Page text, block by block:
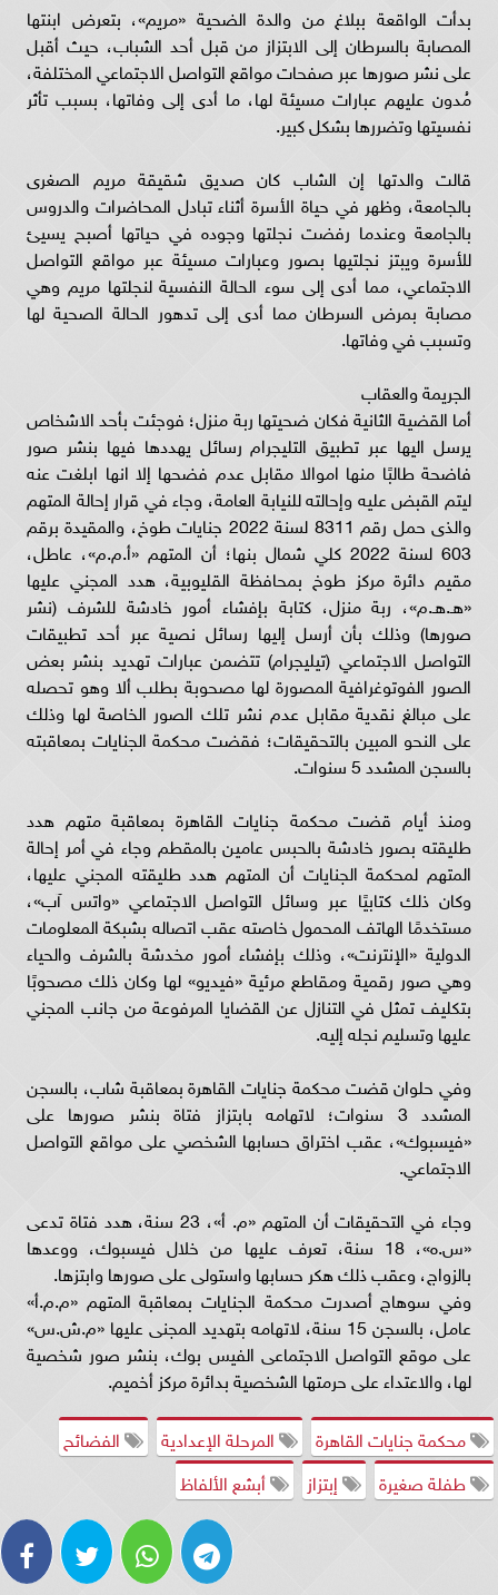
بدأت الواقعة ببلاغ من والدة الضحية «مريم»، بتعرض ابنتها
المصابة بالسرطان إلى الابتزاز من قبل أحد الشباب، حيث أقبل
على نشر صورها عبر صفحات مواقع التواصل الاجتماعي المختلفة،
مُدون عليهم عبارات مسيئة لها، ما أدى إلى وفاتها، بسبب تأثر
نفسيتها وتضررها بشكل كبير.
قالت والدتها إن الشاب كان صديق شقيقة مريم الصغرى
بالجامعة، وظهر في حياة الأسرة أثناء تبادل المحاضرات والدروس
بالجامعة وعندما رفضت نجلتها وجوده في حياتها أصبح يسيئ
للأسرة ويبتز نجلتيها بصور وعبارات مسيئة عبر مواقع التواصل
الاجتماعي، مما أدى إلى سوء الحالة النفسية لنجلتها مريم وهي
مصابة بمرض السرطان مما أدى إلى تدهور الحالة الصحية لها
وتسبب في وفاتها.
الجريمة والعقاب
أما القضية الثانية فكان ضحيتها ربة منزل؛ فوجئت بأحد الاشخاص
يرسل اليها عبر تطبيق التليجرام رسائل يهددها فيها بنشر صور
فاضحة طالبًا منها اموالا مقابل عدم فضحها إلا انها ابلغت عنه
ليتم القبض عليه وإحالته للنيابة العامة، وجاء في قرار إحالة المتهم
والذى حمل رقم 8311 لسنة 2022 جنايات طوخ، والمقيدة برقم
603 لسنة 2022 كلي شمال بنها؛ أن المتهم «أ.م.م»، عاطل،
مقيم دائرة مركز طوخ بمحافظة القليوبية، هدد المجني عليها
«هـ.هـ.م»، ربة منزل، كتابة بإفشاء أمور خادشة للشرف (نشر
صورها) وذلك بأن أرسل إليها رسائل نصية عبر أحد تطبيقات
التواصل الاجتماعي (تيليجرام) تتضمن عبارات تهديد بنشر بعض
الصور الفوتوغرافية المصورة لها مصحوبة بطلب ألا وهو تحصله
على مبالغ نقدية مقابل عدم نشر تلك الصور الخاصة لها وذلك
على النحو المبين بالتحقيقات؛ فقضت محكمة الجنايات بمعاقبته
بالسجن المشدد 5 سنوات.
ومنذ أيام قضت محكمة جنايات القاهرة بمعاقبة متهم هدد
طليقته بصور خادشة بالحبس عامين بالمقطم وجاء في أمر إحالة
المتهم لمحكمة الجنايات أن المتهم هدد طليقته المجني عليها،
وكان ذلك كتابيًا عبر وسائل التواصل الاجتماعي «واتس آب»،
مستخدمًا الهاتف المحمول خاصته عقب اتصاله بشبكة المعلومات
الدولية «الإنترنت»، وذلك بإفشاء أمور مخدشة بالشرف والحياء
وهي صور رقمية ومقاطع مرئية «فيديو» لها وكان ذلك مصحوبًا
بتكليف تمثل في التنازل عن القضايا المرفوعة من جانب المجني
عليها وتسليم نجله إليه.
وفي حلوان قضت محكمة جنايات القاهرة بمعاقبة شاب، بالسجن
المشدد 3 سنوات؛ لاتهامه بابتزاز فتاة بنشر صورها على
«فيسبوك»، عقب اختراق حسابها الشخصي على مواقع التواصل
الاجتماعي.
وجاء في التحقيقات أن المتهم «م. أ»، 23 سنة، هدد فتاة تدعى
«س.ه»، 18 سنة، تعرف عليها من خلال فيسبوك، ووعدها
بالزواج، وعقب ذلك هكر حسابها واستولى على صورها وابتزها.
وفي سوهاج أصدرت محكمة الجنايات بمعاقبة المتهم «م.م.أ»
عامل، بالسجن 15 سنة، لاتهامه بتهديد المجنى عليها «م.ش.س»
على موقع التواصل الاجتماعى الفيس بوك، بنشر صور شخصية
لها، والاعتداء على حرمتها الشخصية بدائرة مركز أخميم.
محكمة جنايات القاهرة
المرحلة الإعدادية
الفضائح
طفلة صغيرة
إبتزاز أبشع الألفاظ